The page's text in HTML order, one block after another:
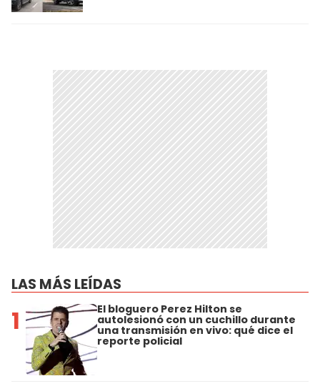
LAS MÁS LEÍDAS
1 El bloguero Perez Hilton se
autolesionó con un cuchillo durante
una transmisión en vivo: qué dice el
reporte policial